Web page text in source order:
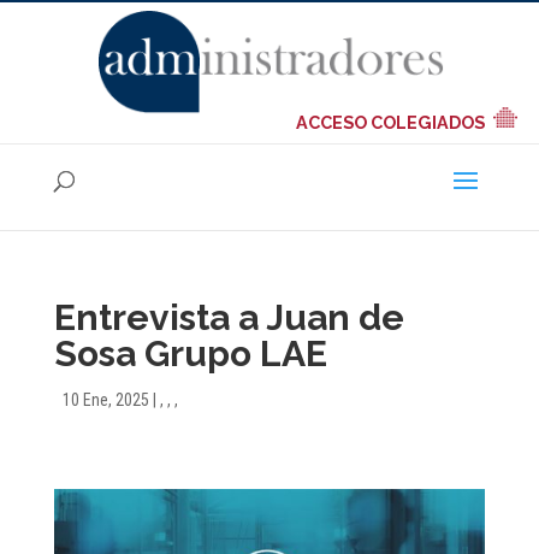
ACCESO COLEGIADOS
Entrevista a Juan de
Sosa Grupo LAE
10 Ene, 2025 , , ,